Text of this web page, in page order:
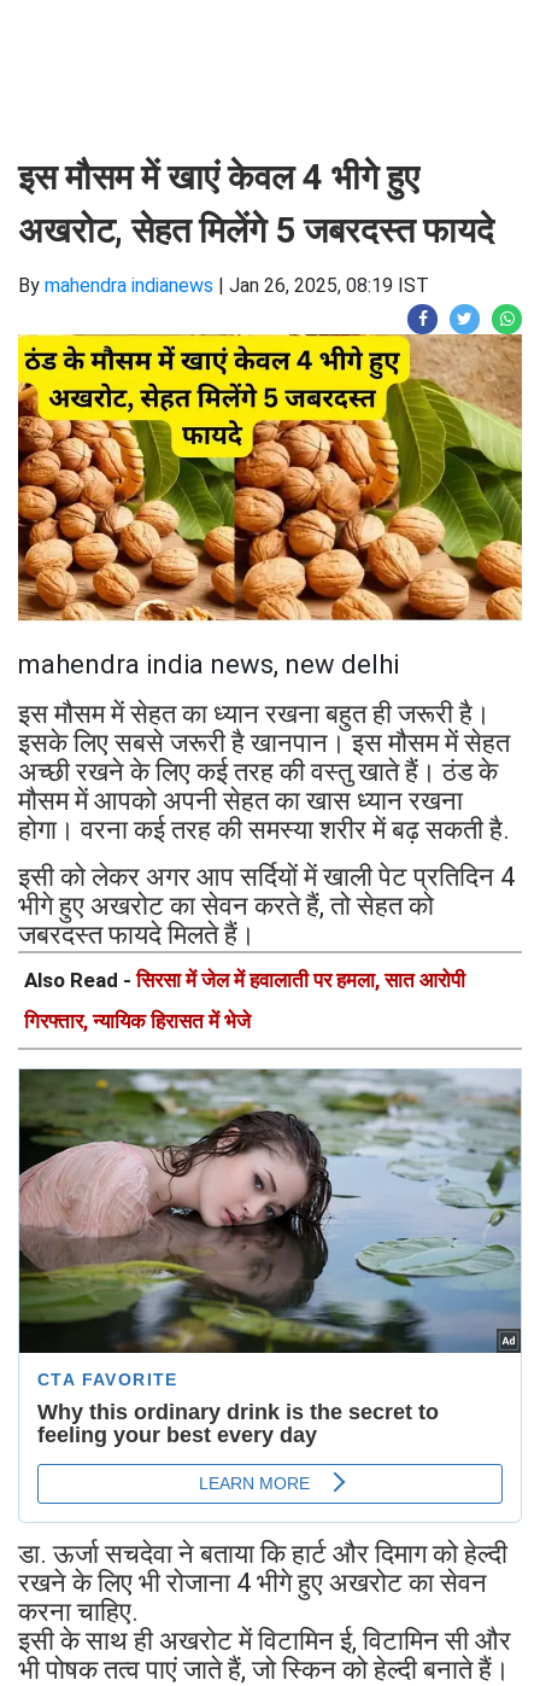
इस मौसम में खाएं केवल 4 भीगे हुए
अखरोट, सेहत मिलेंगे 5 जबरदस्त फायदे
By mahendra indianews | Jan 26, 2025, 08:19 IST
mahendra india news, new delhi
इस मौसम में सेहत का ध्यान रखना बहुत ही जरूरी है।
इसके लिए सबसे जरूरी है खानपान। इस मौसम में सेहत
अच्छी रखने के लिए कई तरह की वस्तु खाते हैं। ठंड के
मौसम में आपको अपनी सेहत का खास ध्यान रखना
होगा। वरना कई तरह की समस्या शरीर में बढ़ सकती है.
इसी को लेकर अगर आप सर्दियों में खाली पेट प्रतिदिन 4
भीगे हुए अखरोट का सेवन करते हैं, तो सेहत को
जबरदस्त फायदे मिलते हैं।
Also Read -सिरसा में जेल में हवालाती पर हमला, सात आरोपी
गिरफ्तार, न्यायिक हिरासत में भेजे
डा. ऊर्जा सचदेवा ने बताया कि हार्ट और दिमाग को हेल्दी
रखने के लिए भी रोजाना 4 भीगे हुए अखरोट का सेवन
करना चाहिए.
इसी के साथ ही अखरोट में विटामिन ई, विटामिन सी और
भी पोषक तत्व पाएं जाते हैं, जो स्किन को हेल्दी बनाते हैं।